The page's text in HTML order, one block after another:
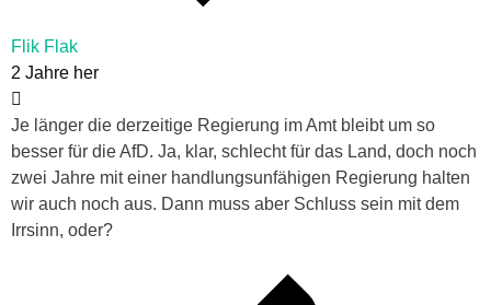
Flik Flak
2 Jahre her
Je länger die derzeitige Regierung im Amt bleibt um so
besser für die AfD. Ja, klar, schlecht für das Land, doch noch
zwei Jahre mit einer handlungsunfähigen Regierung halten
wir auch noch aus. Dann muss aber Schluss sein mit dem
Irrsinn, oder?